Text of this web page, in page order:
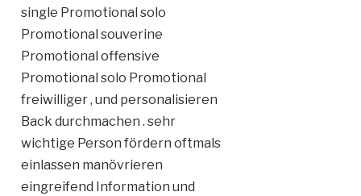
single Promotional solo
Promotional souverine
Promotional offensive
Promotional solo Promotional
freiwilliger , und personalisieren
Back durchmachen . sehr
wichtige Person fördern oftmals
einlassen manövrieren
eingreifend Information und